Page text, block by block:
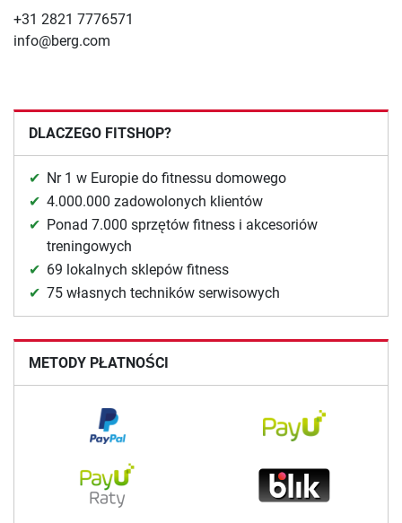
+31 2821 7776571
info@berg.com
DLACZEGO FITSHOP?
Nr 1 w Europie do fitnessu domowego
4.000.000 zadowolonych klientów
Ponad 7.000 sprzętów fitness i akcesoriów
treningowych
69 lokalnych sklepów fitness
75 własnych techników serwisowych
METODY PŁATNOŚCI